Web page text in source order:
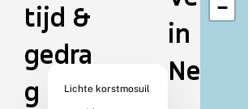
tijd &
gedra
g
Lichte korstmosuil
in
−